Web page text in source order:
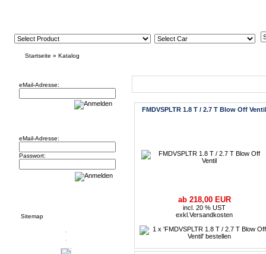
Startseite » Katalog
eMail-Adresse:
eMail-Adresse:
Passwort:
Sitemap
FMDVSPLTR 1.8 T / 2.7 T Blow Off Ventil
ab 218,00 EUR
incl. 20 % UST
exkl. Versandkosten